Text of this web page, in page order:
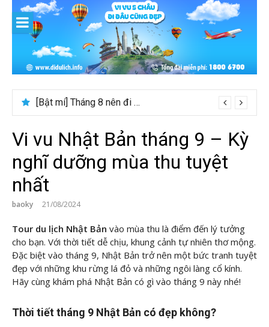
content
[Bật mí] Tháng 8 nên đi nước nào đẹp? Gợi ý 5+ tọa độ hot 2026
Vi vu Nhật Bản tháng 9 – Kỳ
nghĩ dưỡng mùa thu tuyệt
nhất
baoky 21/08/2024
Tour du lịch Nhật Bản vào mùa thu là điểm đến lý tưởng
cho bạn. Với thời tiết dễ chịu, khung cảnh tự nhiên thơ mộng.
Đặc biệt vào tháng 9, Nhật Bản trở nên một bức tranh tuyệt
đẹp với những khu rừng lá đỏ và những ngôi làng cổ kính.
Hãy cùng khám phá Nhật Bản có gì vào tháng 9 này nhé!
Thời tiết tháng 9 Nhật Bản có đẹp không?